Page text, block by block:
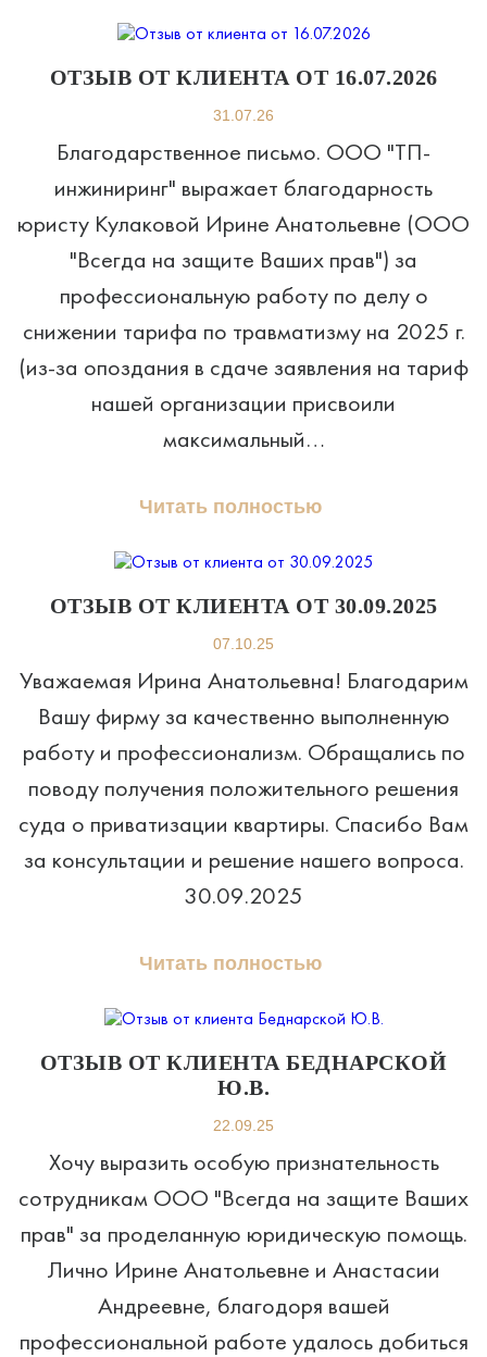
ОТЗЫВ ОТ КЛИЕНТА ОТ 16.07.2026
31.07.26
Благодарственное письмо. ООО "ТП-
инжиниринг" выражает благодарность
юристу Кулаковой Ирине Анатольевне (ООО
"Всегда на защите Ваших прав") за
профессиональную работу по делу о
снижении тарифа по травматизму на 2025 г.
(из-за опоздания в сдаче заявления на тариф
нашей организации присвоили
максимальный…
Читать полностью
ОТЗЫВ ОТ КЛИЕНТА ОТ 30.09.2025
07.10.25
Уважаемая Ирина Анатольевна! Благодарим
Вашу фирму за качественно выполненную
работу и профессионализм. Обращались по
поводу получения положительного решения
суда о приватизации квартиры. Спасибо Вам
за консультации и решение нашего вопроса.
30.09.2025
Читать полностью
ОТЗЫВ ОТ КЛИЕНТА БЕДНАРСКОЙ
Ю.В.
22.09.25
Хочу выразить особую признательность
сотрудникам ООО "Всегда на защите Ваших
прав" за проделанную юридическую помощь.
Лично Ирине Анатольевне и Анастасии
Андреевне, благодоря вашей
профессиональной работе удалось добиться